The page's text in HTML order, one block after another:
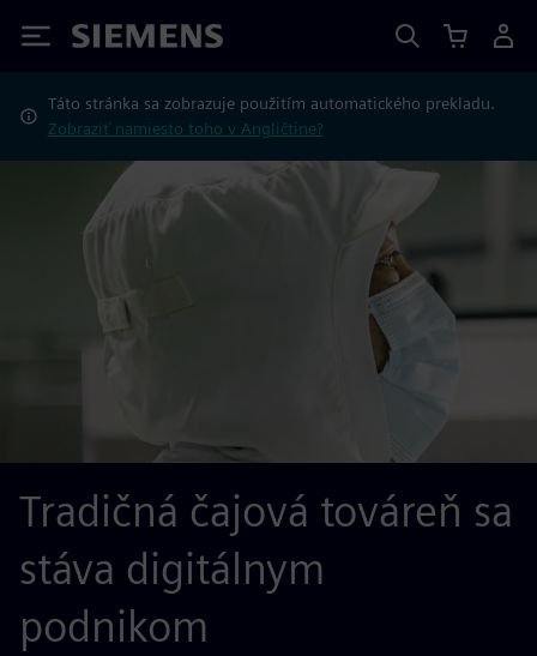
Siemens
Táto stránka sa zobrazuje použitím automatického prekladu.
Zobraziť namiesto toho v Angličtine?
Tradičná čajová továreň sa
stáva digitálnym
podnikom